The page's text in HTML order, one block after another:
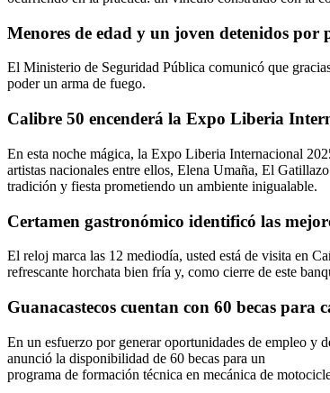
Menores de edad y un joven detenidos
El Ministerio de Seguridad Pública comunicó que
poder un arma de fuego.
Calibre 50 encenderá la Expo Liberia
En esta noche mágica, la Expo Liberia Internacional
artistas nacionales entre ellos, Elena Umaña, El
tradición y fiesta prometiendo un ambiente inigualable.
Certamen gastronómico identificó las
El reloj marca las 12 mediodía, usted está de visita en
refrescante horchata bien fría y, como cierre de este
Guanacastecos cuentan con 60 becas para
En un esfuerzo por generar oportunidades de empleo
anunció la disponibilidad de 60 becas para un
programa de formación técnica en mecánica de